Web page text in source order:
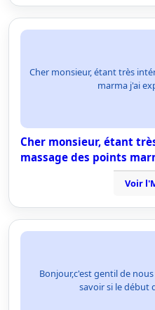
Cher monsieur, étant très
marma j'ai
Cher monsieur, étant
massage des points
Voir
Bonjour,c'est gentil de
savoir si le début